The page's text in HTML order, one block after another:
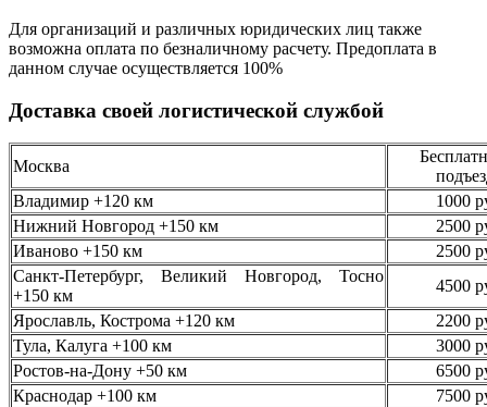
Для организаций и различных юридических лиц также
возможна оплата по безналичному расчету. Предоплата в
данном случае осуществляется 100%
Доставка своей логистической службой
Москва
Владимир +120 км
1000
Нижний Новгород +150 км
2500
Иваново +150 км
2500
Санкт-Петербург, Великий Новгород, Тосно
+150 км
4500
Ярославль, Кострома +120 км
2200
Тула, Калуга +100 км
3000
Ростов-на-Дону +50 км
6500
Краснодар +100 км
7500